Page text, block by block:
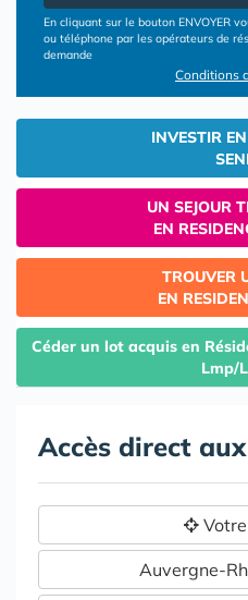
En cliquant sur le bouton ENVOYER
ou téléphone par les opérateurs de
demande
Conditions
INVESTIR
UN SEJOUR
EN
TROUVER
EN
Céder un lot acquis en
Lmp/
Accès direct aux
Auvergne-